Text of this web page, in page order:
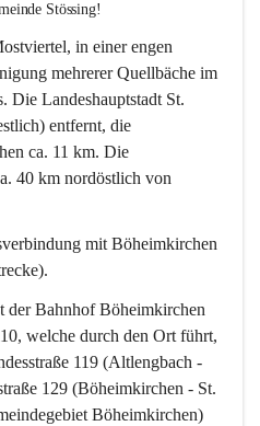
Stössing!
in einer engen
mehrerer Quellbäche im
Die Landeshauptstadt St.
entfernt, die
ca. 11 km. Die
40 km nordöstlich von
mit Böheimkirchen
der Bahnhof Böheimkirchen
welche durch den Ort führt,
119 (Altlengbach -
129 (Böheimkirchen - St.
Böheimkirchen)